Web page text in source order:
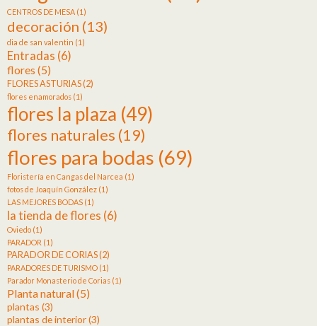
CENTROS DE MESA (1)
decoración (13)
dia de san valentin (1)
Entradas (6)
flores (5)
FLORES ASTURIAS(2)
flores enamorados (1)
flores la plaza (49)
flores naturales (19)
flores para bodas (69)
Floristería en Cangas del Narcea (1)
fotos de Joaquín González (1)
LAS MEJORES BODAS (1)
la tienda de flores (6)
Oviedo (1)
PARADOR (1)
PARADOR DE CORIAS(2)
PARADORES DE TURISMO (1)
Parador Monasterio de Corias (1)
Planta natural(5)
plantas (3)
plantas de interior(3)